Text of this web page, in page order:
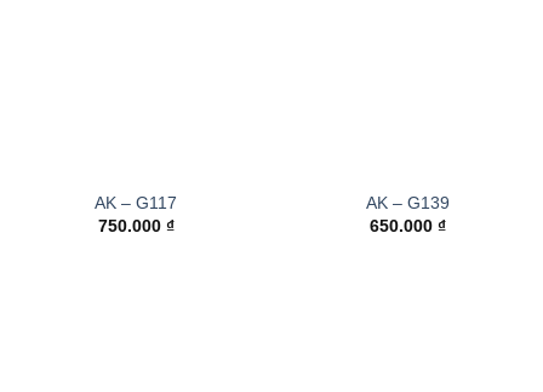
AK – G117
750.000 ₫
AK – G139
650.000 ₫